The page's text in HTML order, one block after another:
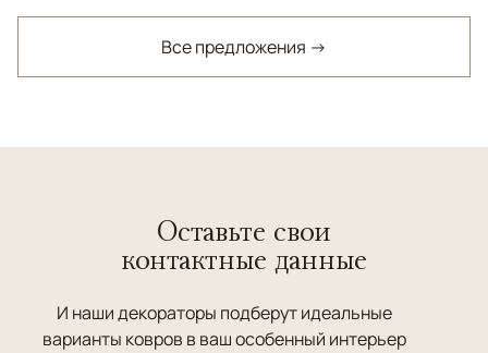
Все предложения →
Оставьте свои
контактные данные
И наши декораторы подберут идеальные
варианты ковров в ваш особенный интерьер